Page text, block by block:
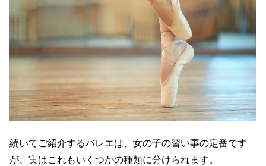
続いてご紹介するバレエは、女の子の習い事の定番です
が、実はこれもいくつかの種類に分けられます。